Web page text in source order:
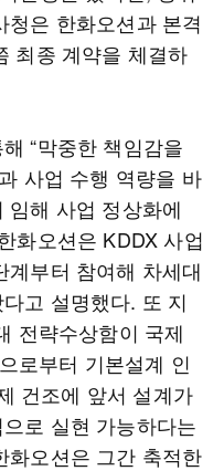
은 한화오션과 본격
최종 계약을 체결하
“막중한 책임감을
사업 수행 역량을 바
임해 사업 정상화에
화오션은 KDDX 사업
부터 참여해 차세대
고 설명했다. 또 지
전략수상함이 국제
로부터 기본설계 인
건조에 앞서 설계가
로 실현 가능하다는
화오션은 그간 축적한